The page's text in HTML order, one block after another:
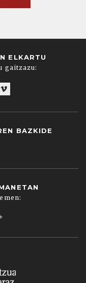
ELKARTU
gaitzazu:
BAZKIDE